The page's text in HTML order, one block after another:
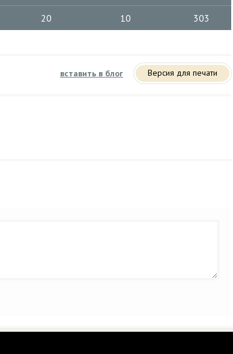
20 10 303
вставить в блог Версия для печати